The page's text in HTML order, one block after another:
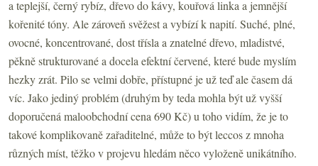
a teplejší, černý rybíz, dřevo do kávy, kouřová linka a jemnější
kořenité tóny. Ale zároveň svěžest a vybízí k napití. Suché, plné,
ovocné, koncentrované, dost třísla a znatelné dřevo, mladistvé,
pěkně strukturované a docela efektní červené, které bude myslím
hezky zrát. Pilo se velmi dobře, přístupné je už teď ale časem dá
víc. Jako jediný problém (druhým by teda mohla být už vyšší
doporučená maloobchodní cena 690 Kč) u toho vidím, že je to
takové komplikovaně zařaditelné, může to být leccos z mnoha
různých míst, těžko v projevu hledám něco vyloženě unikátního.